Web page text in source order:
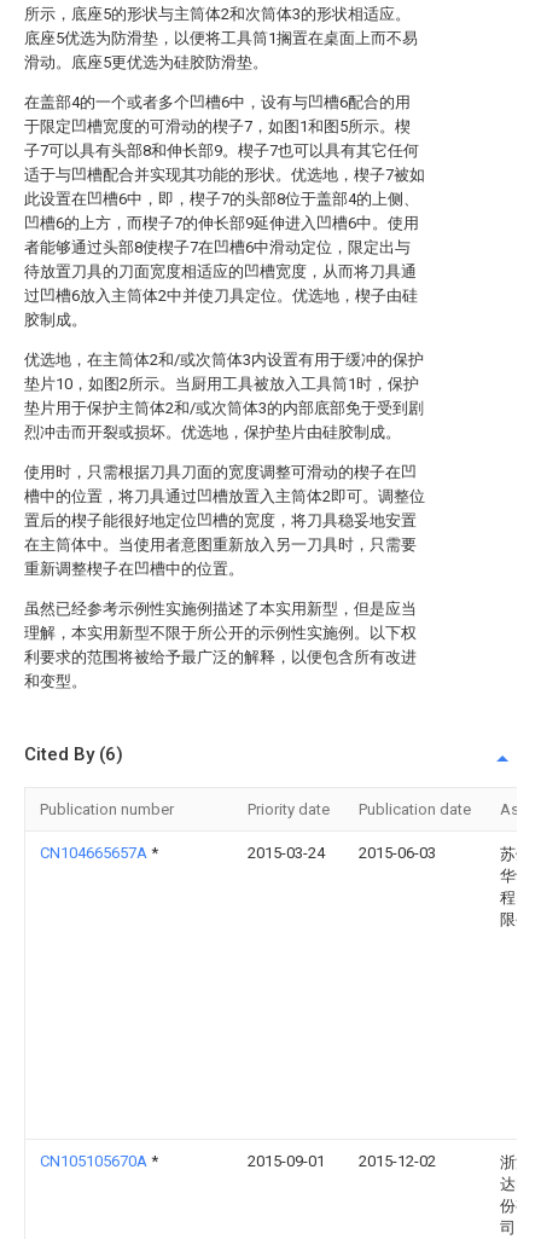
所示，底座5的形状与主筒体2和次筒体3的形状相适应。
底座5优选为防滑垫，以便将工具筒1搁置在桌面上而不易
滑动。底座5更优选为硅胶防滑垫。
在盖部4的一个或者多个凹槽6中，设有与凹槽6配合的用
于限定凹槽宽度的可滑动的楔子7，如图1和图5所示。楔
子7可以具有头部8和伸长部9。楔子7也可以具有其它任何
适于与凹槽配合并实现其功能的形状。优选地，楔子7被如
此设置在凹槽6中，即，楔子7的头部8位于盖部4的上侧、
凹槽6的上方，而楔子7的伸长部9延伸进入凹槽6中。使用
者能够通过头部8使楔子7在凹槽6中滑动定位，限定出与
待放置刀具的刀面宽度相适应的凹槽宽度，从而将刀具通
过凹槽6放入主筒体2中并使刀具定位。优选地，楔子由硅
胶制成。
优选地，在主筒体2和/或次筒体3内设置有用于缓冲的保护
垫片10，如图2所示。当厨用工具被放入工具筒1时，保护
垫片用于保护主筒体2和/或次筒体3的内部底部免于受到剧
烈冲击而开裂或损坏。优选地，保护垫片由硅胶制成。
使用时，只需根据刀具刀面的宽度调整可滑动的楔子在凹
槽中的位置，将刀具通过凹槽放置入主筒体2即可。调整位
置后的楔子能很好地定位凹槽的宽度，将刀具稳妥地安置
在主筒体中。当使用者意图重新放入另一刀具时，只需要
重新调整楔子在凹槽中的位置。
虽然已经参考示例性实施例描述了本实用新型，但是应当
理解，本实用新型不限于所公开的示例性实施例。以下权
利要求的范围将被给予最广泛的解释，以便包含所有改进
和变型。
Cited By (6)
Publication number Priority date Publication date
CN104665657A * 2015-03-24 2015-06-03
苏州
华士
程塑
限公
CN105105670A * 2015-09-01 2015-12-02
浙江
达电
份有
司